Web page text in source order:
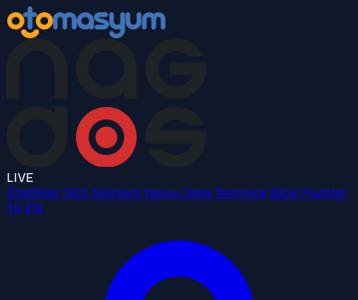
LIVE
Özellikler SEO Merkezi Yapay Zeka Teknoloji Blog Fiyatlar
TR EN